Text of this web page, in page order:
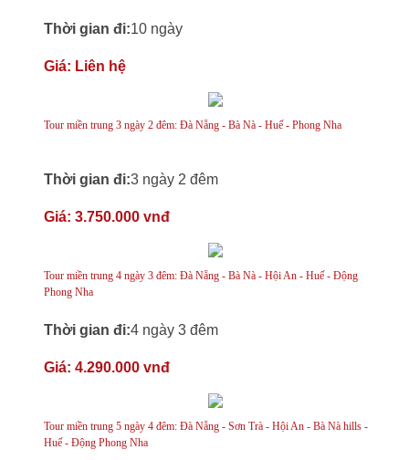
Thời gian đi:10 ngày
Giá: Liên hệ
Tour miền trung 3 ngày 2 đêm: Đà Nẵng - Bà Nà - Huế - Phong Nha
Thời gian đi:3 ngày 2 đêm
Giá: 3.750.000 vnđ
Tour miền trung 4 ngày 3 đêm: Đà Nẵng - Bà Nà - Hội An - Huế - Động
Phong Nha
Thời gian đi:4 ngày 3 đêm
Giá: 4.290.000 vnđ
Tour miền trung 5 ngày 4 đêm: Đà Nẵng - Sơn Trà - Hội An - Bà Nà hills -
Huế - Động Phong Nha